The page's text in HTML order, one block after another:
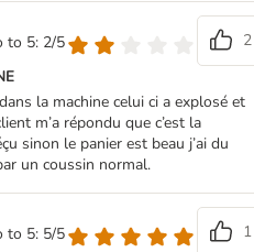
to 5: 2/5
2
la machine celui ci a explosé et
m’a répondu que c’est la
sinon le panier est beau j’ai du
un coussin normal.
to 5: 5/5
1